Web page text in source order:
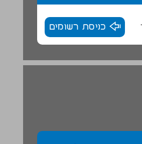
כניסת רשומים